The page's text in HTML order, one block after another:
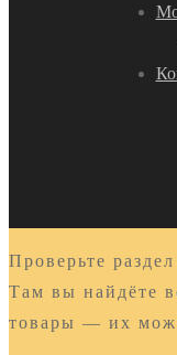
Проверьте
Там вы найдёте
товары — их